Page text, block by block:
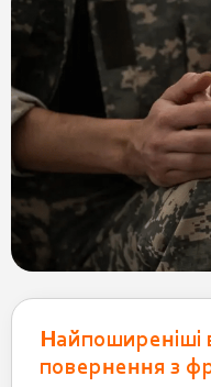
Найпоширеніші
повернення з